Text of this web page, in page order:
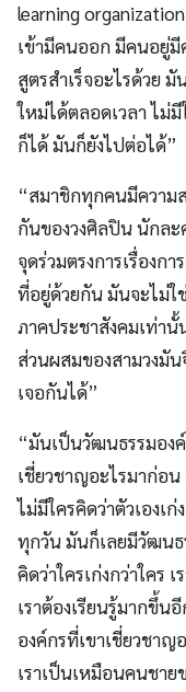
learning
เข้ามีคนออก มีคนอยู่
สูตรสำเร็จอะไรด้วย
ใหม่ได้ตลอดเวลา ไม่
ก็ได้ มันก็ยังไปต่อได้”
“สมาชิกทุกคนมีความ
กันของวงศิลปิน นักละ
จุดร่วมตรงการเรื่องก
ที่อยู่ด้วยกัน มันจะไม่ใ
ภาคประชาสังคมเท่า
ส่วนผสมของสามวงมั
เจอกันได้”
“มันเป็นวัฒนธรรมอง
เชี่ยวชาญอะไรมาก่อ
ไม่มีใครคิดว่าตัวเองเ
ทุกวัน มันก็เลยมีวัฒนธ
คิดว่าใครเก่งกว่าใคร เ
เราต้องเรียนรู้มากขึ้น
องค์กรที่เขาเชี่ยวชาญ
เราเป็นเหมือนคนชา